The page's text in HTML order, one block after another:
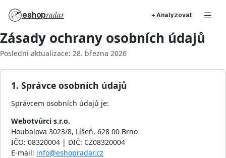
eshopradar + Analyzovat
Zásady ochrany osobních údajů
Poslední aktualizace: 28. března 2026
1. Správce osobních údajů
Správcem osobních údajů je:
Webotvůrci s.r.o.
Houbalova 3023/8, Líšeň, 628 00 Brno
IČO: 08320004 | DIČ: CZ08320004
E-mail: info@eshopradar.cz